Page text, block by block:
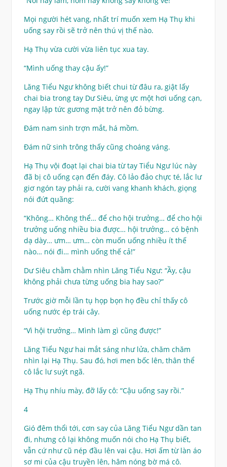
Mọi người hét vang, nhất trí muốn xem Hạ Thụ khi
uống say rồi sẽ trở nên thú vị thế nào.
Hạ Thụ vừa cười vừa liên tục xua tay.
“Mình uống thay cậu ấy!”
Lăng Tiểu Ngư không biết chui từ đâu ra, giật lấy
chai bia trong tay Dư Siêu, ừng ực một hơi uống cạn,
ngay lập tức gương mặt trở nên đỏ bừng.
Đám nam sinh trợn mắt, há mồm.
Đám nữ sinh trông thấy cũng choáng váng.
Hạ Thụ vội đoạt lại chai bia từ tay Tiểu Ngư lúc này
đã bị cô uống cạn đến đáy. Cô lảo đảo chực té, lắc lư
giơ ngón tay phải ra, cười vang khanh khách, giọng
nói đứt quãng:
“Không… Không thể… để cho hội trưởng… để cho hội
trưởng uống nhiều bia được… hội trưởng… có bệnh
dạ dày… ưm… ưm… còn muốn uống nhiều ít thế
nào… nói đi… mình uống thế cả!”
Dư Siêu chằm chằm nhìn Lăng Tiểu Ngư: “Ầy, cậu
không phải chưa từng uống bia hay sao?”
Trước giờ mỗi lần tụ họp bọn họ đều chỉ thấy cô
uống nước ép trái cây.
“Vì hội trưởng… Mình làm gì cũng được!”
Lăng Tiểu Ngư hai mắt sáng như lửa, chăm chăm
nhìn lại Hạ Thụ. Sau đó, hơi men bốc lên, thân thể
cô lắc lư suýt ngã.
Hạ Thụ nhíu mày, đỡ lấy cô: “Cậu uống say rồi.”
4
Gió đêm thổi tới, cơn say của Lăng Tiểu Ngư dần tan
đi, nhưng cô lại không muốn nói cho Hạ Thụ biết,
vẫn cứ như cũ nép đầu lên vai cậu. Hơi ấm từ làn áo
sơ mi của cậu truyền lên, hâm nóng bờ má cô.